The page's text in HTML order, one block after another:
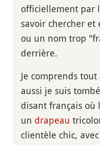
officiellement par
savoir chercher
ou un nom trop
derrière.
Je comprends
aussi je suis
disant français
un drapeau
clientèle chic,